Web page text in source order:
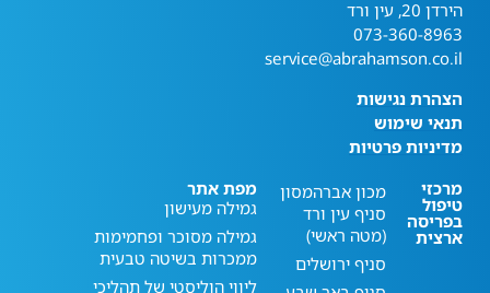
הירדן 20, עין ורד
073-360-8963
service@abrahamson.co.il
הצהרת נגישות
תנאי שימוש
מדיניות פרטיות
מרכזי
טיפול
בפריסה
ארצית
מכון אברהמסון
סניף עין ורד
(מטה ראשי)
סניף ירושלים
מפת אתר
גמילה מעישון
גמילה מסוכר ופחמימות
ממכרות בשיטה טבעית
ליווי הוליסטי של תהליכי